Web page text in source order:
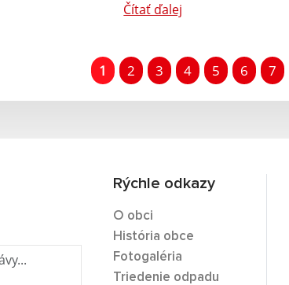
Čítať ďalej
1 2 3 4 5 6 7
Rýchle odkazy
O obci
História obce
Fotogaléria
Triedenie odpadu